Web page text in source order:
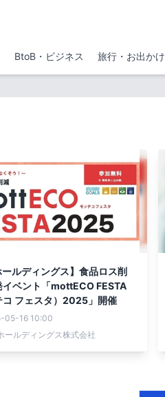
BtoB・ビジネス 旅行・お出かけ
ールディングス】食品ロス削
イベント「mottECO FESTA
コ フェスタ）2025」開催
05-16 10:00
ールディングス株式会社